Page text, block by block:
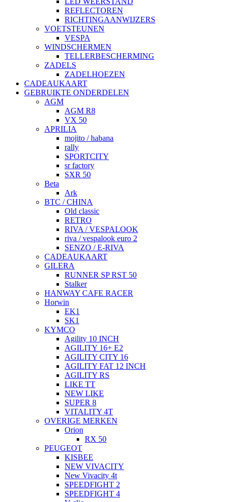
REFLECTOREN
RICHTINGAANWIJZERS
VOETSTEUNEN
VESPA
WINDSCHERMEN
TELLERBESCHERMING
ZADELS
ZADELHOEZEN
CADEAUKAART
GEBRUIKTE ONDERDELEN
AGM
AGM R8
VX 50
APRILIA
mojito / habana
rally
SPORTCITY
sr factory
SXR 50
Beta
Ark
BTC / CHINA
Old classic
RETRO
RIVA / VESPALOOK
riva / vespalook euro 2
SENZO / E-RIVA
CADEAUKAART
GILERA
RUNNER SP RST 50
Stalker
HANWAY CAFE RACER
Horwin
EK1
SK1
KYMCO
Agility 10 INCH
AGILITY 16+ E2
AGILITY CITY 16
AGILITY FAT 12 INCH
AGILITY RS
LIKE TT
NEW LIKE
SUPER 8
VITALITY 4T
OVERIGE MERKEN
Orion
RX 50
PEUGEOT
KISBEE
NEW VIVACITY
New Vivacity 4t
SPEEDFIGHT 2
SPEEDFIGHT 4